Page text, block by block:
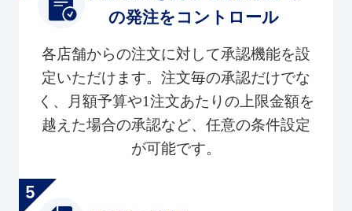
の発注をコントロール
各店舗からの注文に対して承認機能を設
定いただけます。注文毎の承認だけでな
く、月額予算や1注文あたりの上限金額を
越えた場合の承認など、任意の条件設定
が可能です。